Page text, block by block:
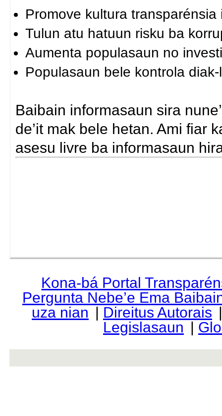
Promove kultura
Tulun atu hatuun risku ba
Aumenta populasaun no
Populasaun bele kontrola diak-
Baibain informasaun sira
de’it mak bele hetan. Ami fiar
asesu livre ba informasaun
Kona-bá Portal
Pergunta Nebe’e Ema
uza nian | Direitus Autorais
Legislasaun |